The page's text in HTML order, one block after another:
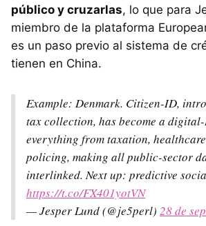
público y cruzarlas, lo que para
miembro de la plataforma
es un paso previo al sistema de
tienen en China.
Example: Denmark. Citizen-ID,
tax collection, has become a
everything from taxation,
policing, making all public-sector
interlinked. Next up: predictive
https://t.co/FX401yotVN
— Jesper Lund (@je5perl) 28 de